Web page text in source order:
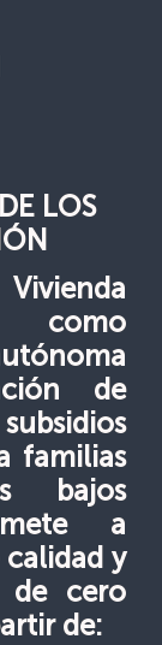
LOS
como
de
familias
bajos
a
y
de cero
de: